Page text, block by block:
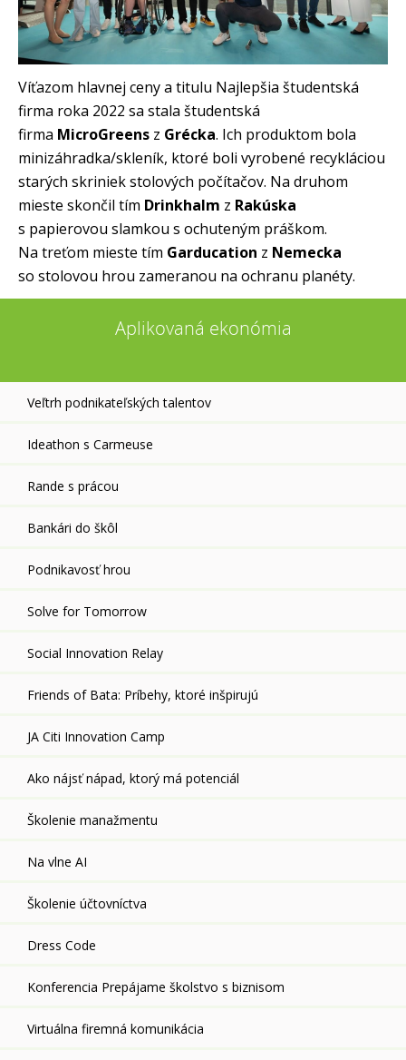
Víťazom hlavnej ceny a titulu Najlepšia študentská
firma roka 2022 sa stala študentská
firma MicroGreens z Grécka. Ich produktom bola
minizáhradka/skleník, ktoré boli vyrobené recykláciou
starých skriniek stolových počítačov. Na druhom
mieste skončil tím Drinkhalm z Rakúska
s papierovou slamkou s ochuteným práškom.
Na treťom mieste tím Garducation z Nemecka
so stolovou hrou zameranou na ochranu planéty.
Aplikovaná ekonómia
Veľtrh podnikateľských talentov
Ideathon s Carmeuse
Rande s prácou
Bankári do škôl
Podnikavosť hrou
Solve for Tomorrow
Social Innovation Relay
Friends of Bata: Príbehy, ktoré inšpirujú
JA Citi Innovation Camp
Ako nájsť nápad, ktorý má potenciál
Školenie manažmentu
Na vlne AI
Školenie účtovníctva
Dress Code
Konferencia Prepájame školstvo s biznisom
Virtuálna firemná komunikácia